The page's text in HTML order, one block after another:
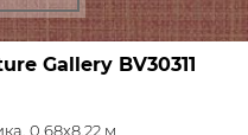
GalleryBV30311
0,68x8,22 м